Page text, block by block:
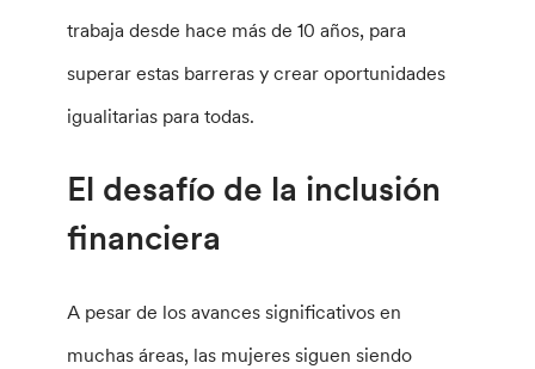
trabaja desde hace más de 10 años, para
superar estas barreras y crear oportunidades
igualitarias para todas.
El desafío de la inclusión
financiera
A pesar de los avances significativos en
muchas áreas, las mujeres siguen siendo